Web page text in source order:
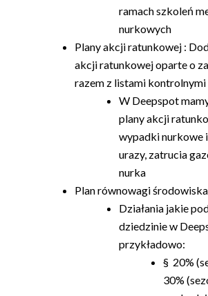
ramach szkoleń
nurkowych
Plany akcji ratunkowej :
akcji ratunkowej oparte o
razem z listami kontrolnymi
W Deepspot
plany akcji
wypadki nurkowe
urazy, zatrucia
nurka
Plan równowagi
Działania jakie
dziedzinie w
przykładowo:
§ 20%
30%